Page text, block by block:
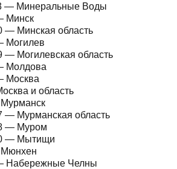
— Минеральные Воды
Минск
— Минская область
Могилев
— Могилевская область
Молдова
Москва
и область
— Мурманская область
— Муром
— Мытищи
Набережные Челны